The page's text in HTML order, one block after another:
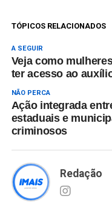
TÓPICOS RELACIONADOS
A SEGUIR
Veja como
ter acesso ao
NÃO PERCA
Ação integrada
estaduais e
criminosos
Redação